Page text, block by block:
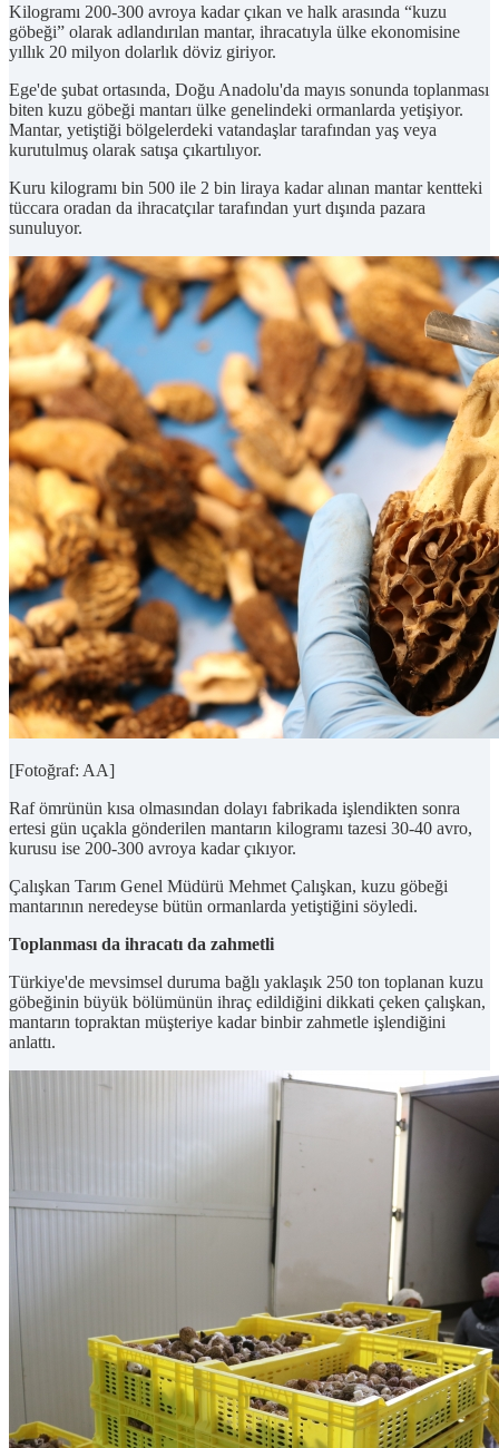
Kilogramı 200-300 avroya kadar çıkan ve halk arasında “kuzu
göbeği” olarak adlandırılan mantar, ihracatıyla ülke ekonomisine
yıllık 20 milyon dolarlık döviz giriyor.
Ege'de şubat ortasında, Doğu Anadolu'da mayıs sonunda toplanması
biten kuzu göbeği mantarı ülke genelindeki ormanlarda yetişiyor.
Mantar, yetiştiği bölgelerdeki vatandaşlar tarafından yaş veya
kurutulmuş olarak satışa çıkartılıyor.
Kuru kilogramı bin 500 ile 2 bin liraya kadar alınan mantar kentteki
tüccara oradan da ihracatçılar tarafından yurt dışında pazara
sunuluyor.
[Fotoğraf: AA]
Raf ömrünün kısa olmasından dolayı fabrikada işlendikten sonra
ertesi gün uçakla gönderilen mantarın kilogramı tazesi 30-40 avro,
kurusu ise 200-300 avroya kadar çıkıyor.
Çalışkan Tarım Genel Müdürü Mehmet Çalışkan, kuzu göbeği
mantarının neredeyse bütün ormanlarda yetiştiğini söyledi.
Toplanması da ihracatı da zahmetli
Türkiye'de mevsimsel duruma bağlı yaklaşık 250 ton toplanan kuzu
göbeğinin büyük bölümünün ihraç edildiğini dikkati çeken çalışkan,
mantarın topraktan müşteriye kadar binbir zahmetle işlendiğini
anlattı.